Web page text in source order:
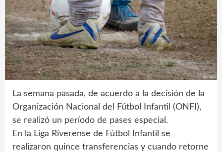
La semana pasada, de acuerdo a la decisión de la
Organización Nacional del Fútbol Infantil (ONFI),
se realizó un período de pases especial.
En la Liga Riverense de Fútbol Infantil se
realizaron quince transferencias y cuando retorne